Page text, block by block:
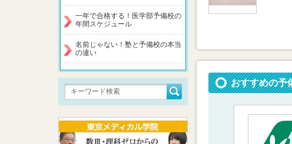
おすすめの予
一年で合格する！医学部予備校の
年間スケジュール
名前じゃない！塾と予備校の本当
の違い